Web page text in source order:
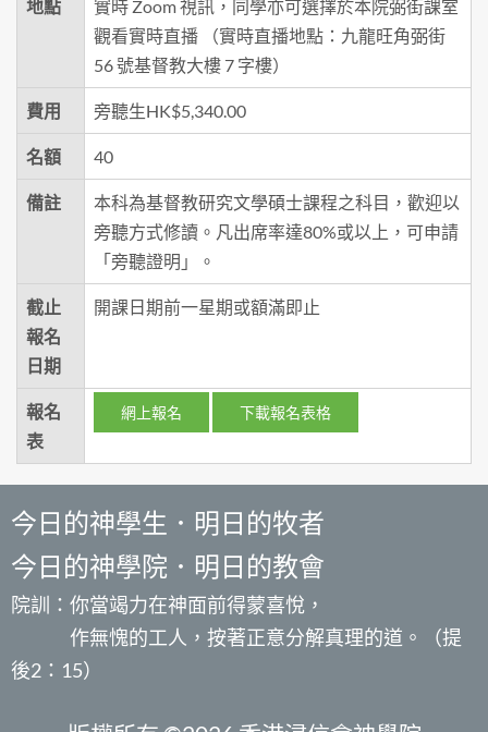
地點
實時 Zoom 視訊，同學亦可選擇於本院弼街課室
觀看實時直播 （實時直播地點：九龍旺角弼街
56 號基督教大樓 7 字樓）
費用 旁聽生HK$5,340.00
名額 40
備註
本科為基督教研究文學碩士課程之科目，歡迎以
旁聽方式修讀。凡出席率達80%或以上，可申請
「旁聽證明」。
截止
報名
日期
開課日期前一星期或額滿即止
報名
表
網上報名 下載報名表格
今日的神學生．明日的牧者
今日的神學院．明日的教會
院訓：你當竭力在神面前得蒙喜悅，
作無愧的工人，按著正意分解真理的道。（提
後2：15）